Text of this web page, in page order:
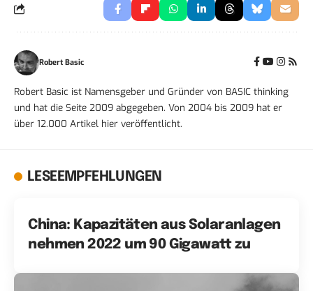
Robert Basic
Robert Basic ist Namensgeber und Gründer von BASIC thinking
und hat die Seite 2009 abgegeben. Von 2004 bis 2009 hat er
über 12.000 Artikel hier veröffentlicht.
LESEEMPFEHLUNGEN
China: Kapazitäten aus Solaranlagen
nehmen 2022 um 90 Gigawatt zu